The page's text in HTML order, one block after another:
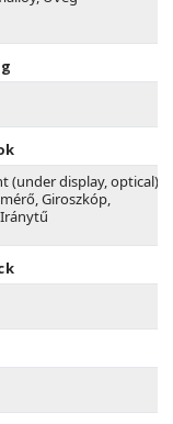
(under display, optical),
Giroszkóp,